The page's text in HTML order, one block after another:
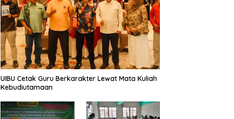
UIBU Cetak Guru Berkarakter Lewat Mata Kuliah
Kebudiutamaan